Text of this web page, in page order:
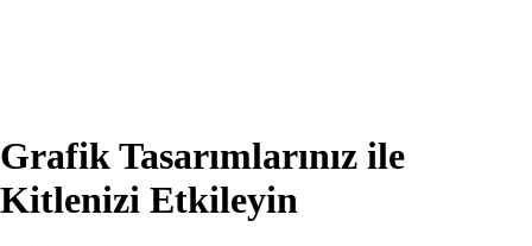
Grafik Tasarımlarınız ile
Kitlenizi Etkileyin